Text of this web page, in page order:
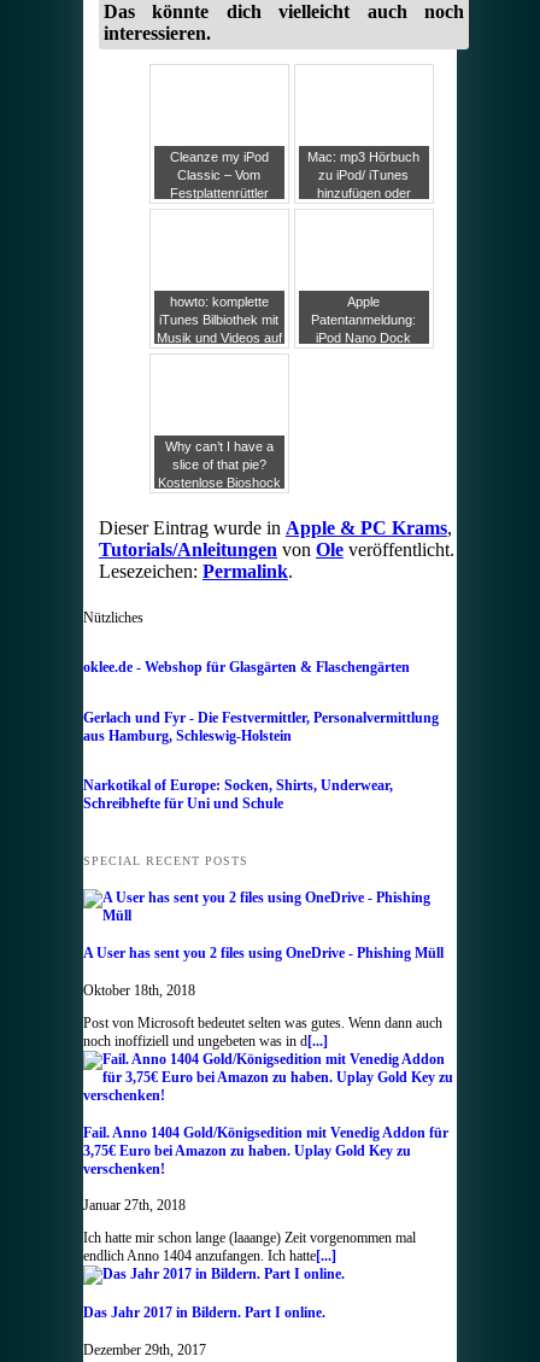
Das könnte dich vielleicht auch noch
interessieren.
Cleanze my iPod
Classic – Vom
Festplattenrüttler
zum FlashPod oder
Mac: mp3 Hörbuch
zu iPod/ iTunes
hinzufügen oder
kostenlos mp3 zu
howto: komplette
iTunes Bilbiothek mit
Musik und Videos auf
andere (externe)
Apple
Patentanmeldung:
iPod Nano Dock
Why can’t I have a
slice of that pie?
Kostenlose Bioshock
Dieser Eintrag wurde in Apple & PC Krams,
Tutorials/Anleitungen von Oleveröffentlicht.
Lesezeichen: Permalink.
Nützliches
oklee.de - Webshop für Glasgärten & Flaschengärten
Gerlach und Fyr - Die Festvermittler, Personalvermittlung
aus Hamburg, Schleswig-Holstein
Narkotikal of Europe: Socken, Shirts, Underwear,
Schreibhefte für Uni und Schule
SPECIAL RECENT POSTS
A User has sent you 2 files using OneDrive - Phishing Müll
Oktober 18th, 2018
Post von Microsoft bedeutet selten was gutes. Wenn dann auch
noch inoffiziell und ungebeten was in d[...]
Fail. Anno 1404 Gold/Königsedition mit Venedig Addon für
3,75€ Euro bei Amazon zu haben. Uplay Gold Key zu
verschenken!
Januar 27th, 2018
Ich hatte mir schon lange (laaange) Zeit vorgenommen mal
endlich Anno 1404 anzufangen. Ich hatte[...]
Das Jahr 2017 in Bildern. Part I online.
Dezember 29th, 2017